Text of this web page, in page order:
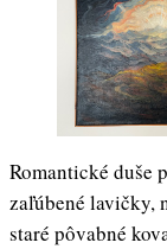
Romantické duše
zaľúbené lavičky,
staré pôvabné